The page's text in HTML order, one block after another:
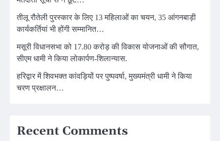
तीलू रौतेली पुरस्कार के लिए 13 महिलाओं का चयन, 35 आंगनबाड़ी
कार्यकर्तियां भी होंगी सम्मानित…
मसूरी विधानसभा को 17.80 करोड़ की विकास योजनाओं की सौगात,
सीएम धामी ने किया लोकार्पण-शिलान्यास.
हरिद्वार में शिवभक्त कांवड़ियों पर पुष्पवर्षा, मुख्यमंत्री धामी ने किया
चरण प्रक्षालन…
Recent Comments